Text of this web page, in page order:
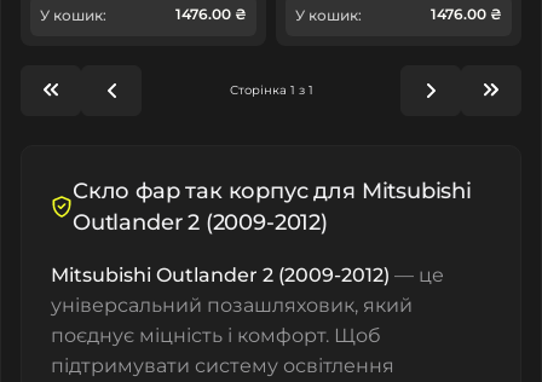
У кошик: 1476.00 ₴ У кошик: 1476.00 ₴
Сторінка 1 з 1
Скло фар так корпус для Mitsubishi
Outlander 2 (2009-2012)
Mitsubishi Outlander 2 (2009-2012) — це
універсальний позашляховик, який
поєднує міцність і комфорт. Щоб
підтримувати систему освітлення